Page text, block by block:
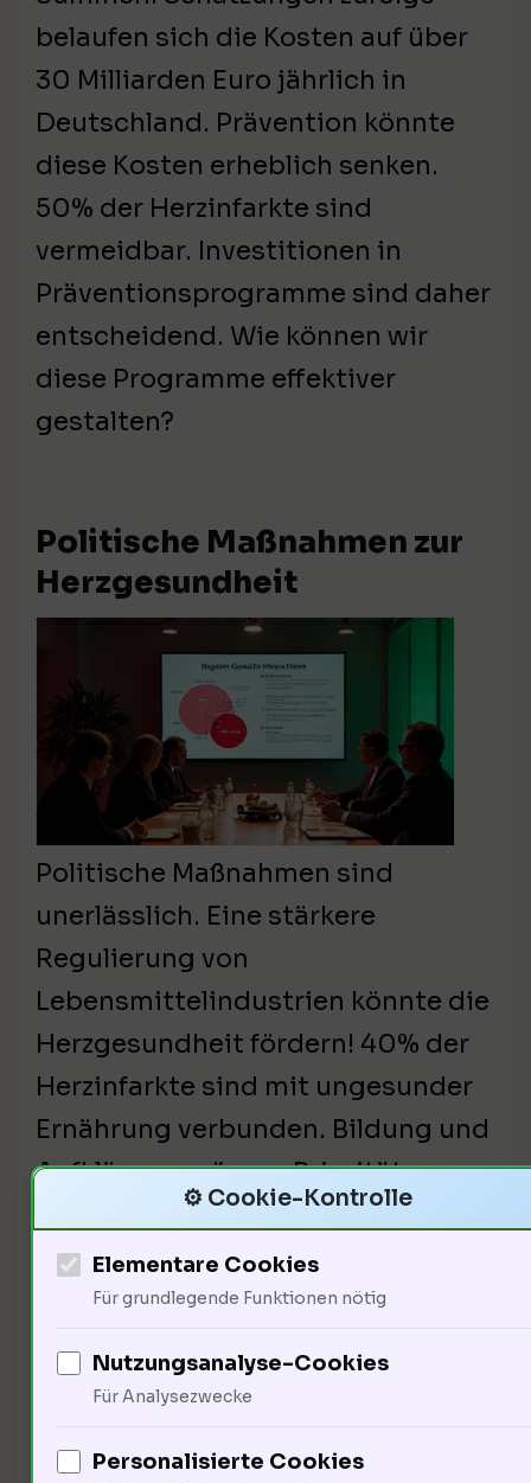
belaufen sich die Kosten auf über
30 Milliarden Euro jährlich in
Deutschland. Prävention könnte
diese Kosten erheblich senken.
50% der Herzinfarkte sind
vermeidbar. Investitionen in
Präventionsprogramme sind daher
entscheidend. Wie können wir
diese Programme effektiver
gestalten?
Politische Maßnahmen zur
Herzgesundheit
Politische Maßnahmen sind
unerlässlich. Eine stärkere
Regulierung von
Lebensmittelindustrien könnte die
Herzgesundheit fördern! 40% der
Herzinfarkte sind mit ungesunder
Ernährung verbunden. Bildung und
Aufklärung müssen Priorität
haben. Programme zur
Herzgesundheit sollten in Schulen
integriert werden. Wie können wir
Herzgesundheit aufbauen?
⚙️ Cookie-Kontrolle
Elementare Cookies
Für grundlegende Funktionen nötig
Nutzungsanalyse-Cookies
Für Analysezwecke
Personalisierte Cookies